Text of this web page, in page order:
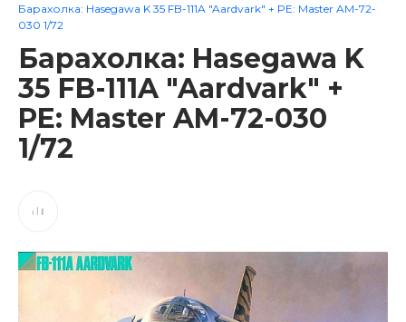
Барахолка: Hasegawa K 35 FB-111A "Aardvark" + PE: Master AM-72-
030 1/72
Барахолка: Hasegawa K
35 FB-111A "Aardvark" +
PE: Master AM-72-030
1/72